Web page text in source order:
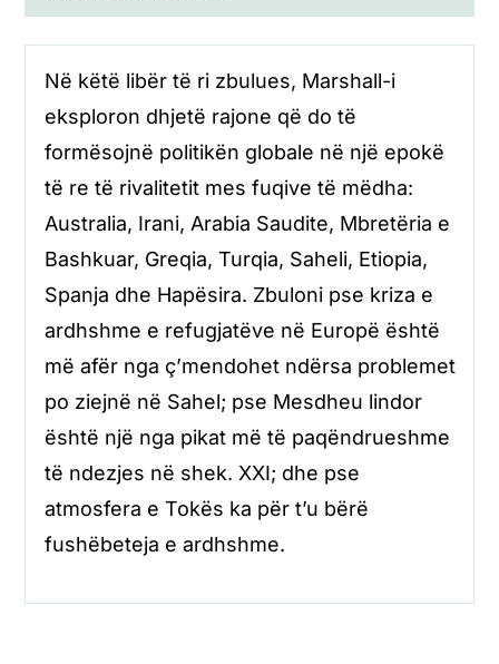
Në këtë libër të ri zbulues, Marshall-i
eksploron dhjetë rajone që do të
formësojnë politikën globale në një epokë
të re të rivalitetit mes fuqive të mëdha:
Australia, Irani, Arabia Saudite, Mbretëria e
Bashkuar, Greqia, Turqia, Saheli, Etiopia,
Spanja dhe Hapësira. Zbuloni pse kriza e
ardhshme e refugjatëve në Europë është
më afër nga ç’mendohet ndërsa problemet
po ziejnë në Sahel; pse Mesdheu lindor
është një nga pikat më të paqëndrueshme
të ndezjes në shek. XXI; dhe pse
atmosfera e Tokës ka për t’u bërë
fushëbeteja e ardhshme.